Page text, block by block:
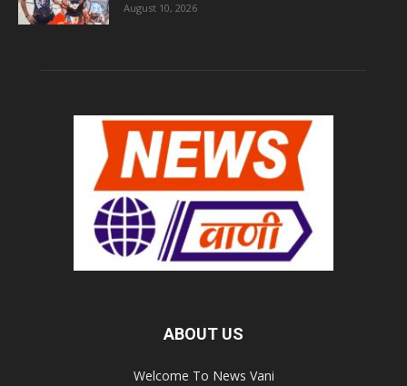
August 10, 2026
ABOUT US
Welcome To News Vani